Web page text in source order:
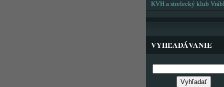
KVH a strelecký klub
VYHĽADÁVANIE